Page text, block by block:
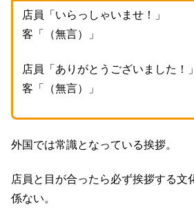
店員「いらっしゃいませ！」
客「（無言）」
店員「ありがとうございました！」
客「（無言）」
外国では常識となっている挨拶。
店員と目が合ったら必ず挨拶する文
係ない。